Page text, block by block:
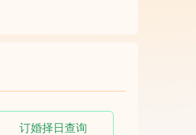
订婚择日查询